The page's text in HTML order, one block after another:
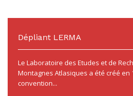
Dépliant LERMA
Le Laboratoire des Etudes et de
Montagnes Atlasiques a été créé en
convention...